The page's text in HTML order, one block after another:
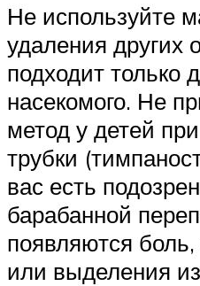
Не используйте
удаления других
подходит только
насекомого. Не
метод у детей
трубки
вас есть
барабанной
появляются боль,
или выделения